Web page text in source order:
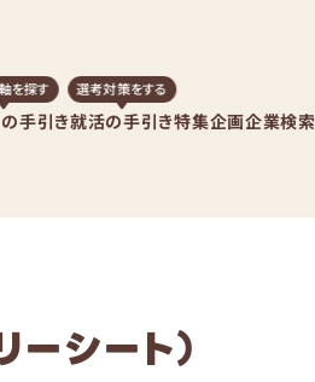
手引き
を探す
就活の手引き
選考対策をする
特集企画企業検索
シート）